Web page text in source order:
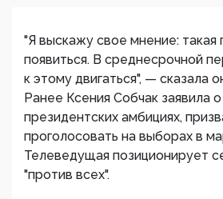
"Я выскажу свое мнение: такая
появиться. В среднесрочной
к этому двигаться", — сказала
Ранее Ксения Собчак заявила
президентских амбициях,
проголосовать на выборах в
Телеведущая позиционирует
"против всех".